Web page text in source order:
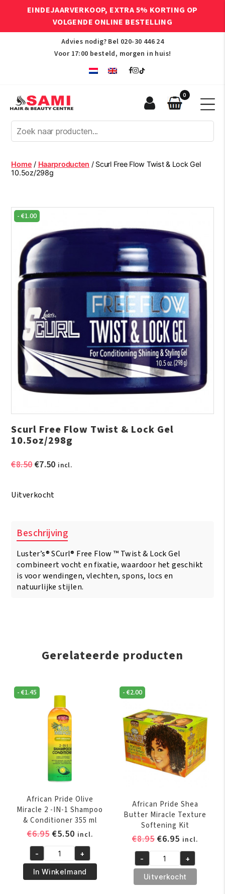
EINDEJAARVERKOOP, EXTRA 5% KORTING OP
VOLGENDE ONLINE BESTELLING
Advies nodig? Bel 020-30 446 24
Voor 17:00 besteld, morgen in huis!
Afro
Hair
Beauty
Centre
0
Home / Haarproducten / Scurl Free Flow Twist & Lock Gel
10.5oz/298g
-€1.00
Scurl Free Flow Twist & Lock Gel
10.5oz/298g
€8.50Oorspronkelijke
€8.50.
€7.50Huidige
incl.
Uitverkocht
Beschrijving
Luster’s® SCurl® Free Flow ™ Twist & Lock Gel
combineert vocht en fixatie, waardoor het geschikt
is voor wendingen, vlechten, spons, locs en
natuurlijke stijlen.
Gerelateerde producten
-€1.45
African Pride Olive
Miracle 2 -IN-1 Shampoo
& Conditioner 355 ml
€6.95 Oorspronkelijke
was:
€6.95.
€5.50Huidige
prijs
is:
€5.50.
incl.
African
Pride
Olive
- +
In Winkelmand
-€2.00
African Pride Shea
Butter Miracle Texture
Softening Kit
€8.95
was:
€8.95.
€6.95 Huidige
prijs
is:
€6.95.
incl.
African
Pride
Shea
- +
Uitverkocht